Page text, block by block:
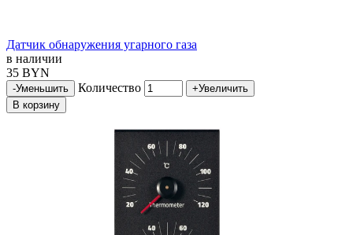
Датчик обнаружения угарного газа
в наличии
35 BYN
-Уменьшить Количество +Увеличить
В корзину